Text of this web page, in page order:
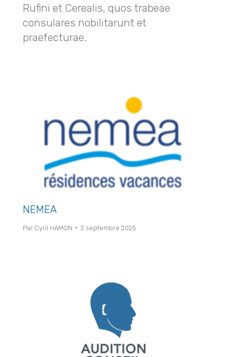
Rufini et Cerealis, quos trabeae
consulares nobilitarunt et
praefecturae.
NEMEA
Par Cyril HAMON 3 septembre 2025